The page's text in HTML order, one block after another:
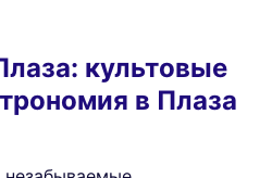
культовые
в Плаза